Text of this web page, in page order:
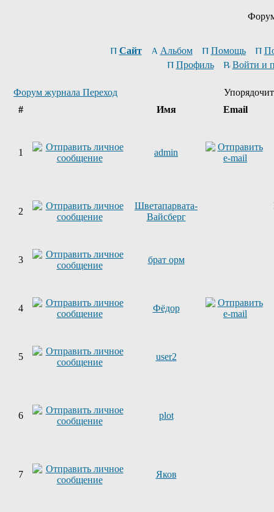
Сайт Альбом Помощь
Профиль
Войти и
Форум журнала Переход
#
Имя Email
1 admin
2
Шветапарвата-
Вайсберг
3 брат орм
4 Фёдор
5 user2
6 plot
7 Яков